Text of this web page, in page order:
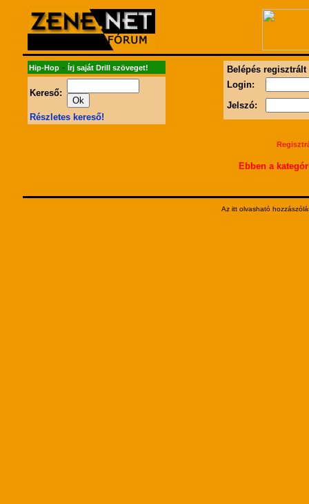
Hip-Hop- Írj saját Drill szöveget!
Kereső:
Részletes kereső!
Belépés regisztrált
Login:
Jelszó:
Ebben a
Az itt olvasható